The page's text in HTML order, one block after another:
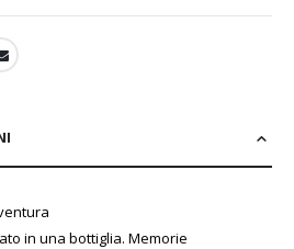
in una bottiglia. Memorie